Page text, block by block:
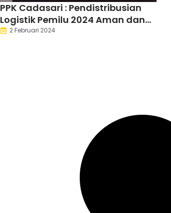
PPK Cadasari : Pendistribusian
Logistik Pemilu 2024 Aman dan
Lancar
2 Februari 2024